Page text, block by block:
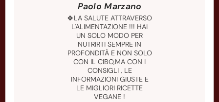
Paolo Marzano
🍀LA SALUTE ATTRAVERSO
L'ALIMENTAZIONE !!! HAI
UN SOLO MODO PER
NUTRIRTI SEMPRE IN
PROFONDITÀ E NON SOLO
CON IL CIBO,MA CON I
CONSIGLI , LE
INFORMAZIONI GIUSTE E
LE MIGLIORI RICETTE
VEGANE !